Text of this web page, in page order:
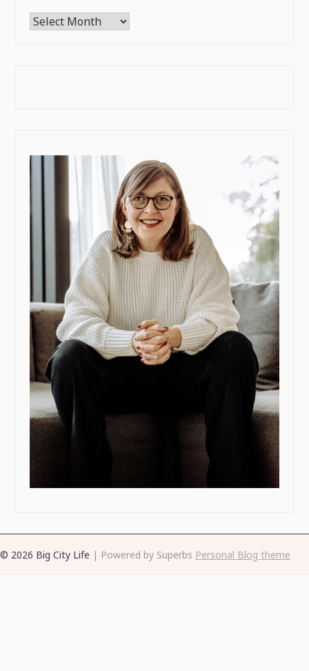
Archives
© 2026 Big City Life | Powered by Superbs Personal Blog theme